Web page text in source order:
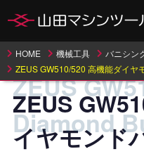
ZEUS
イヤモンド
ZEUS
Diamond
HOME 機械工具
バニシン
ZEUS GW510/520 高機能ダイヤ